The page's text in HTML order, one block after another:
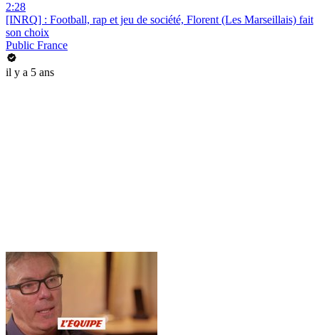
2:28
[INRQ] : Football, rap et jeu de société, Florent (Les Marseillais) fait
son choix
Public France
il y a 5 ans